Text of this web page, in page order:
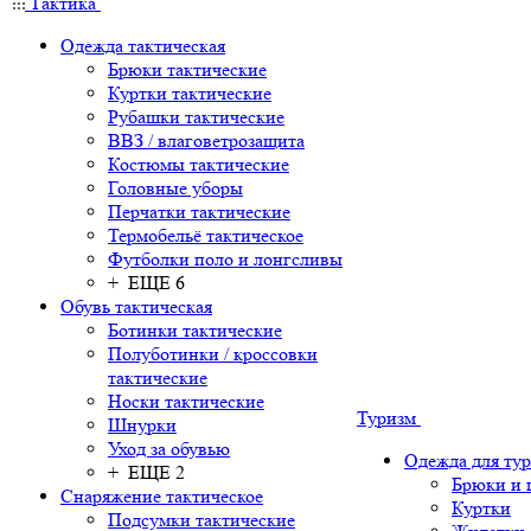
Одежда тактическая
Брюки тактические
Куртки тактические
Рубашки тактические
ВВЗ / влаговетрозащита
Костюмы тактические
Головные уборы
Перчатки тактические
Термобельё тактическое
Футболки поло и лонгсливы
+ ЕЩЕ 6
Обувь тактическая
Ботинки тактические
Полуботинки / кроссовки
тактические
Носки тактические
Шнурки
Уход за обувью
+ ЕЩЕ 2
Снаряжение тактическое
Подсумки тактические
Туризм
Одежда для
Брюки и
Куртки